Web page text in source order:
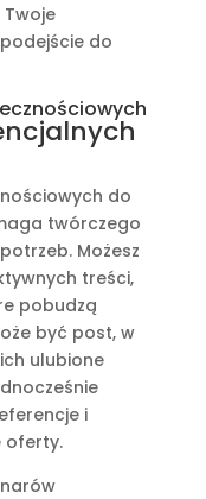
Twoje
do
do
twórczego
Możesz
treści,
pobudzą
być post, w
ulubione
i
oferty.